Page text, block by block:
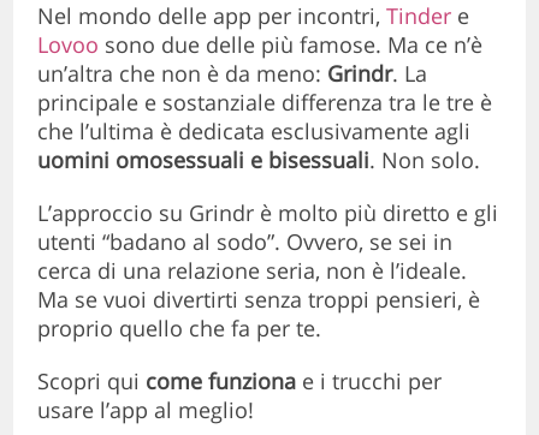
Nel mondo delle app per incontri,Tinder e
Lovoo sono due delle più famose. Ma ce n’è
un’altra che non è da meno: Grindr. La
principale e sostanziale differenza tra le tre è
che l’ultima è dedicata esclusivamente agli
uomini omosessuali e bisessuali. Non solo.
L’approccio su Grindr è molto più diretto e gli
utenti “badano al sodo”. Ovvero, se sei in
cerca di una relazione seria, non è l’ideale.
Ma se vuoi divertirti senza troppi pensieri, è
proprio quello che fa per te.
Scopri qui come funziona e i trucchi per
usare l’app al meglio!